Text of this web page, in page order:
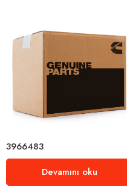
3966483
Devamını oku